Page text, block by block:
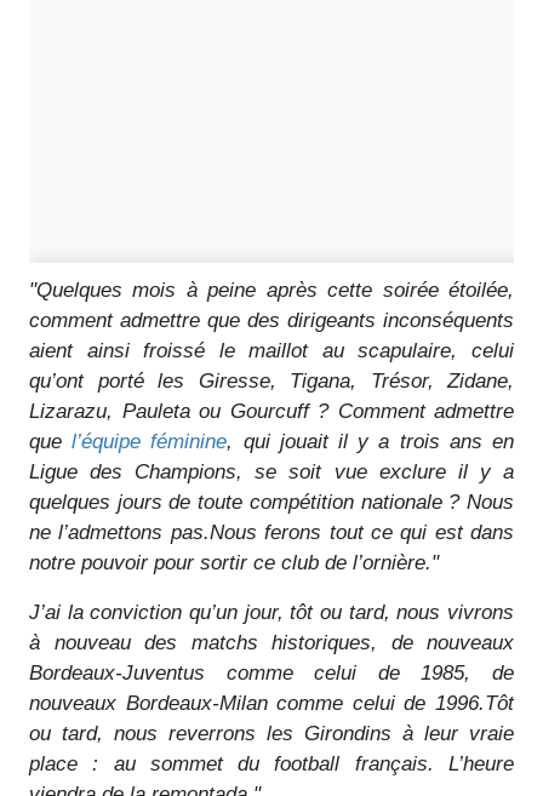
"Quelques mois à peine après cette soirée étoilée,
comment admettre que des dirigeants inconséquents
aient ainsi froissé le maillot au scapulaire, celui
qu’ont porté les Giresse, Tigana, Trésor, Zidane,
Lizarazu, Pauleta ou Gourcuff ? Comment admettre
quel’équipe féminine, qui jouait il y a trois ans en
Ligue des Champions, se soit vue exclure il y a
quelques jours de toute compétition nationale ? Nous
ne l’admettons pas.Nous ferons tout ce qui est dans
notre pouvoir pour sortir ce club de l’ornière."
J’ai la conviction qu’un jour, tôt ou tard, nous vivrons
à nouveau des matchs historiques, de nouveaux
Bordeaux-Juventus comme celui de 1985, de
nouveaux Bordeaux-Milan comme celui de 1996.Tôt
ou tard, nous reverrons les Girondins à leur vraie
place : au sommet du football français. L’heure